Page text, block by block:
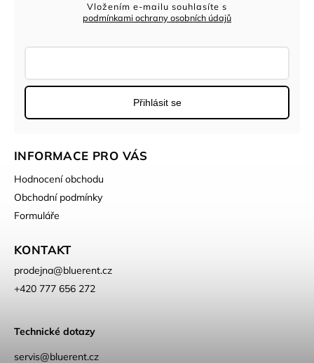
Vložením e-mailu souhlasíte s
podmínkami ochrany osobních údajů
Přihlásit se
INFORMACE PRO VÁS
Hodnocení obchodu
Obchodní podmínky
Formuláře
KONTAKT
prodejna@bluerent.cz
+420 777 656 272
Technické dotazy
servis@bluerent.cz